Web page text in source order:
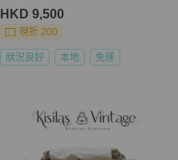
HKD 9,500
現折 200
狀況良好 本地 免運